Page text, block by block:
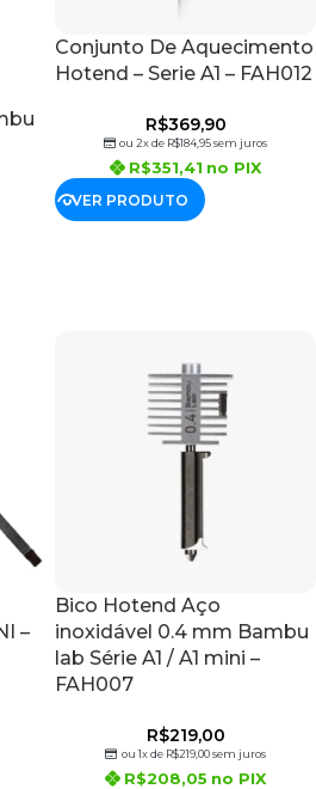
Conjunto De Aquecimento
Hotend – Serie A1 – FAH012
R$369,90
ou 2x de R$184,95sem juros
R$351,41 no PIX
VER PRODUTO
–
Bico Hotend Aço
inoxidável 0.4 mm Bambu
lab Série A1 / A1 mini –
FAH007
R$219,00
ou 1x de R$219,00sem juros
R$208,05 no PIX